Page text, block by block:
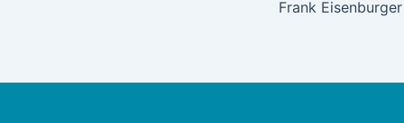
Frank Eisenburger